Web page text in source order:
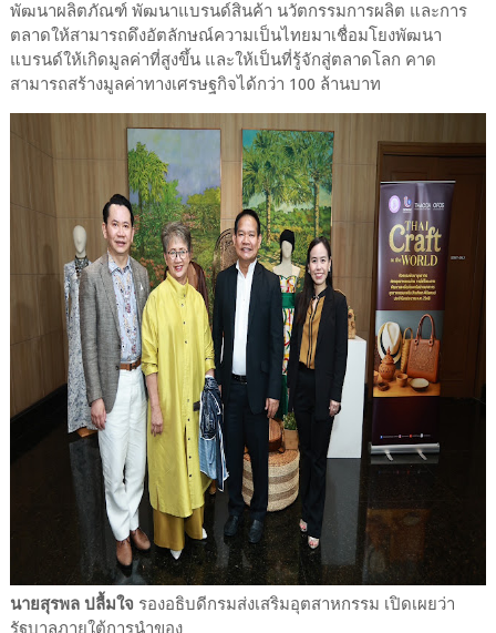
พัฒนาผลิตภัณฑ์ พัฒนาแบรนด์สินค้า นวัตกรรมการผลิต และการ
ตลาดให้สามารถดึงอัตลักษณ์ความเป็นไทยมาเชื่อมโยงพัฒนา
แบรนด์ให้เกิดมูลค่าที่สูงขึ้น และให้เป็นที่รู้จักสู่ตลาดโลก คาด
สามารถสร้างมูลค่าทางเศรษฐกิจได้กว่า 100 ล้านบาท
นายสุรพล ปลื้มใจ รองอธิบดีกรมส่งเสริมอุตสาหกรรม เปิดเผยว่า
รัฐบาลภายใต้การนำของ